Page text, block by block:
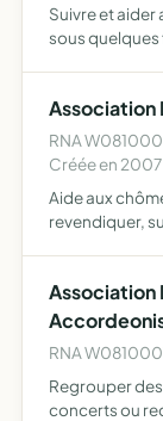
Suivre et aider
sous
Association
RNA
Créée en 2007
Aide aux
revendiquer,
Association
RNA
Regrouper
concerts ou